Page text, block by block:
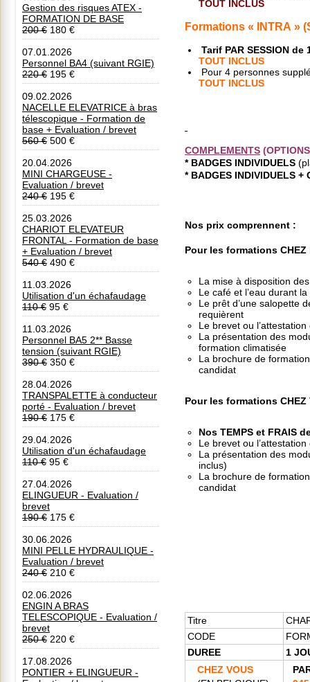
Gestion des risques ATEX -
FORMATION DE BASE
200 € 180 €
07.01.2026
Personnel BA4 (suivant RGIE)
220 € 195 €
09.02.2026
NACELLE ELEVATRICE à bras
télescopique - Formation de
base + Evaluation / brevet
560 € 500 €
20.04.2026
MINI CHARGEUSE -
Evaluation / brevet
240 € 195 €
25.03.2026
CHARIOT ELEVATEUR
FRONTAL - Formation de base
+ Evaluation / brevet
540 € 490 €
11.03.2026
Utilisation d'un échafaudage
110 € 95 €
11.03.2026
Personnel BA5 2** Basse
tension (suivant RGIE)
390 € 350 €
28.04.2026
TRANSPALETTE à conducteur
porté - Evaluation / brevet
190 € 175 €
29.04.2026
Utilisation d'un échafaudage
110 € 95 €
27.04.2026
ELINGUEUR - Evaluation /
brevet
190 € 175 €
30.06.2026
MINI PELLE HYDRAULIQUE -
Evaluation / brevet
240 € 210 €
02.06.2026
ENGIN A BRAS
TELESCOPIQUE - Evaluation /
brevet
250 € 220 €
17.08.2026
PONTIER + ELINGUEUR -
TOUT INCLUS
Formations « INTRA »
Tarif PAR SESSION de
TOUT INCLUS
Pour 4 personnes
TOUT INCLUS
COMPLEMENTS
* BADGES INDIVIDUELS
* BADGES INDIVIDUELS +
Nos prix comprennent :
Pour les formations CHEZ
La mise à disposition
Le café et l’eau durant
Le prêt d’une salopette
requièrent
Le brevet ou
La présentation des
formation climatisée
La brochure de
candidat
Pour les formations CHEZ
Nos TEMPS et FRAIS
Le brevet ou
La présentation des
inclus)
La brochure de
candidat
Titre
CODE
DUREE
1
CHEZ VOUS